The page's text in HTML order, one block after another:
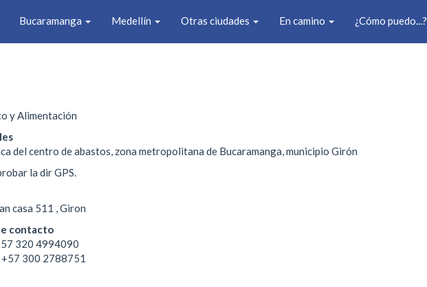
Bucaramanga Medellín Otras ciudades En camino ¿Cómo puedo...?
y Alimentación
del centro de abastos, zona metropolitana de Bucaramanga, municipio Girón
la dir GPS.
casa 511 , Giron
contacto
320 4994090
+57 300 2788751